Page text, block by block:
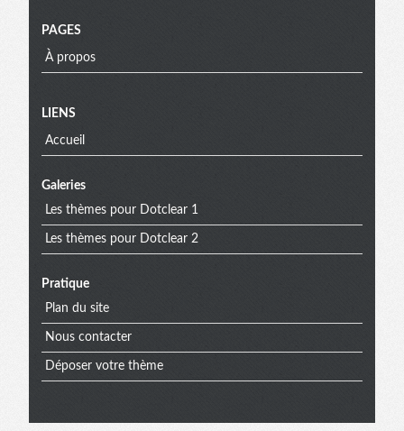
PAGES
À propos
Menu
extra
LIENS
Accueil
Galeries
Les thèmes pour Dotclear 1
Les thèmes pour Dotclear 2
Pratique
Plan du site
Nous contacter
Déposer votre thème